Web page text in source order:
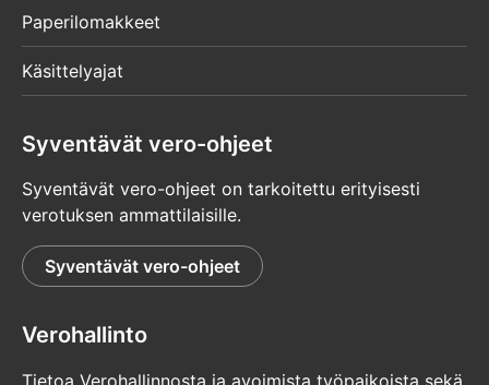
Paperilomakkeet
Käsittelyajat
Syventävät vero-ohjeet
Syventävät vero-ohjeet on tarkoitettu erityisesti
verotuksen ammattilaisille.
Syventävät vero-ohjeet
Verohallinto
Tietoa Verohallinnosta ja avoimista työpaikoista sekä